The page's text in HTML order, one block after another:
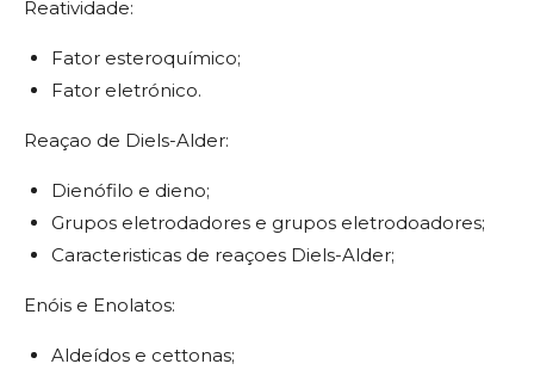
Reatividade:
Fator esteroquímico;
Fator eletrónico.
Reaçao de Diels-Alder:
Dienófilo e dieno;
Grupos eletrodadores e grupos eletrodoadores;
Caracteristicas de reaçoes Diels-Alder;
Enóis e Enolatos:
Aldeídos e cettonas;